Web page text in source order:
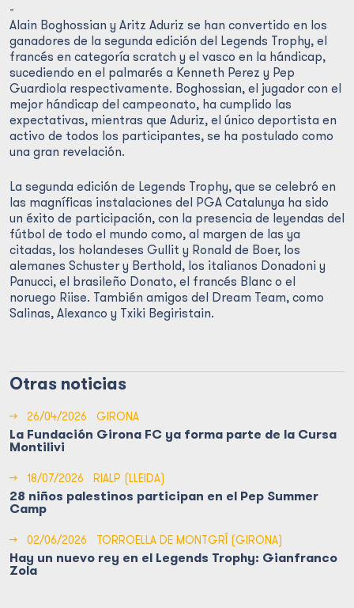
-
Alain Boghossian y Aritz Aduriz se han convertido en los
ganadores de la segunda edición del Legends Trophy, el
francés en categoría scratch y el vasco en la hándicap,
sucediendo en el palmarés a Kenneth Perez y Pep
Guardiola respectivamente. Boghossian, el jugador con el
mejor hándicap del campeonato, ha cumplido las
expectativas, mientras que Aduriz, el único deportista en
activo de todos los participantes, se ha postulado como
una gran revelación.
La segunda edición de Legends Trophy, que se celebró en
las magníficas instalaciones del PGA Catalunya ha sido
un éxito de participación, con la presencia de leyendas del
fútbol de todo el mundo como, al margen de las ya
citadas, los holandeses Gullit y Ronald de Boer, los
alemanes Schuster y Berthold, los italianos Donadoni y
Panucci, el brasileño Donato, el francés Blanc o el
noruego Riise. También amigos del Dream Team, como
Salinas, Alexanco y Txiki Begiristain.
Otras noticias
→ 26/04/2026 GIRONA
La Fundación Girona FC ya forma parte de la Cursa
Montilivi
→ 18/07/2026 RIALP (LLEIDA)
28 niños palestinos participan en el Pep Summer
Camp
→ 02/06/2026 TORROELLA DE MONTGRÍ (GIRONA)
Hay un nuevo rey en el Legends Trophy: Gianfranco
Zola